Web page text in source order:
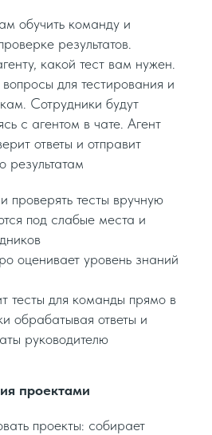
обучить команду и
результатов.
какой тест вам нужен.
для тестирования и
Сотрудники будут
с агентом в чате. Агент
ответы и отправит
результатам
проверять тесты вручную
под слабые места и
оценивает уровень знаний
тесты для команды прямо в
обрабатывая ответы и
руководителю
проектами
проекты: собирает